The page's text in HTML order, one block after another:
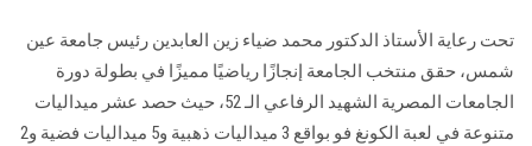
الزائـرون
سجل الان
تحت رعاية الأستاذ الدكتور محمد ضياء زين العابدين رئيس جامعة عين
شمس، حقق منتخب الجامعة إنجازًا رياضيًا مميزًا في بطولة دورة
الجامعات المصرية الشهيد الرفاعي الـ 52، حيث حصد عشر ميداليات
متنوعة في لعبة الكونغ فو بواقع 3 ميداليات ذهبية و5 ميداليات فضية و2